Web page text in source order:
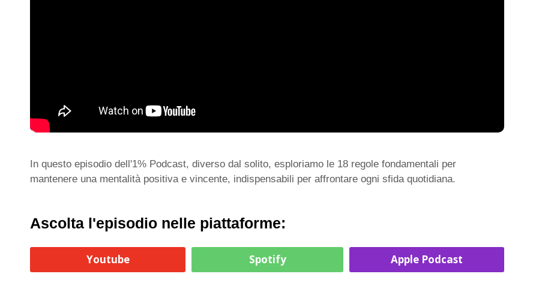
In questo episodio dell'1% Podcast, diverso dal solito, esploriamo le 18 regole fondamentali per
mantenere una mentalità positiva e vincente, indispensabili per affrontare ogni sfida quotidiana.
Ascolta l'episodio nelle piattaforme:
Youtube Spotify Apple Podcast